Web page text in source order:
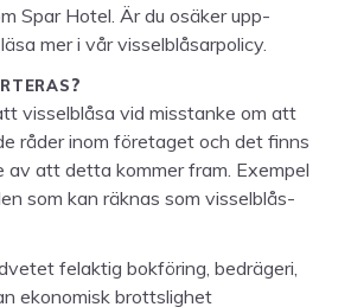
Spar Hotel. Är du osäk­er upp­
mer i vår visselblåsarpolicy.
?
vis­sel­blåsa vid mis­stanke om att
råder inom före­taget och det finns
av att det­ta kom­mer fram. Exem­pel
som kan räk­nas som vis­sel­blås­
felak­tig bok­föring, bedrägeri,
ekonomisk brottslighet